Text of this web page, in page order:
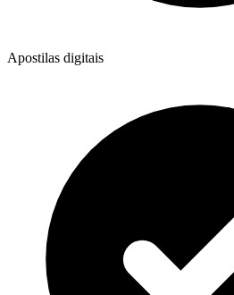
Apostilas digitais